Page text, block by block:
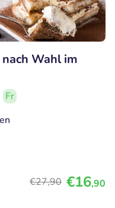
Wahl im
Fr
€27,90 €16,90